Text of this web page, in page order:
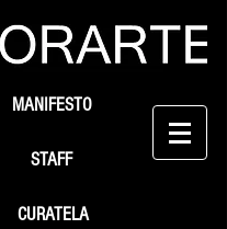
STAFF
MANIFESTO
CURATELA